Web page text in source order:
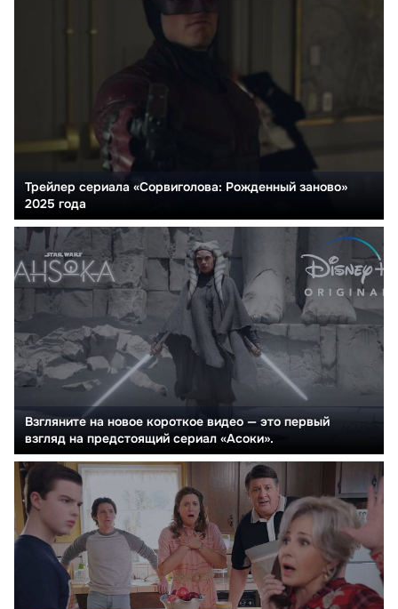
Трейлер сериала «Сорвиголова: Рожденный заново»
2025 года
Взгляните на новое короткое видео — это первый
взгляд на предстоящий сериал «Асоки».